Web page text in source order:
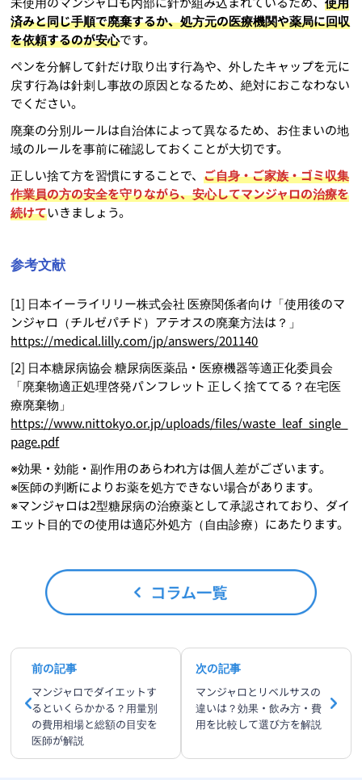
済みと同じ手順で廃棄するか、処方元の医療機関や薬局に回収
を依頼するのが安心です。
ペンを分解して針だけ取り出す行為や、外したキャップを元に
戻す行為は針刺し事故の原因となるため、絶対におこなわない
でください。
廃棄の分別ルールは自治体によって異なるため、お住まいの地
域のルールを事前に確認しておくことが大切です。
正しい捨て方を習慣にすることで、ご自身・ご家族・ゴミ収集
作業員の方の安全を守りながら、安心してマンジャロの治療を
続けていきましょう。
参考文献
[1] 日本イーライリリー株式会社 医療関係者向け「使用後のマ
ンジャロ（チルゼパチド）アテオスの廃棄方法は？」
https://medical.lilly.com/jp/answers/201140
[2] 日本糖尿病協会 糖尿病医薬品・医療機器等適正化委員会
「廃棄物適正処理啓発パンフレット 正しく捨ててる？在宅医
療廃棄物」
https://www.nittokyo.or.jp/uploads/files/waste_leaf_single_
page.pdf
※効果・効能・副作用のあらわれ方は個人差がございます。
※医師の判断によりお薬を処方できない場合があります。
※マンジャロは2型糖尿病の治療薬として承認されており、ダイ
エット目的での使用は適応外処方（自由診療）にあたります。
前の記事
マンジャロでダイエットす
るといくらかかる？用量別
の費用相場と総額の目安を
医師が解説
次の記事
マンジャロとリベルサスの
違いは？効果・飲み方・費
用を比較して選び方を解説